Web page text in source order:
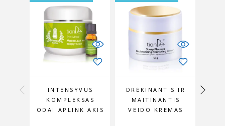
INTENSYVUS
KOMPLEKSAS
ODAI APLINK AKIS
DRĖKINANTIS IR
MAITINANTIS
VEIDO KREMAS